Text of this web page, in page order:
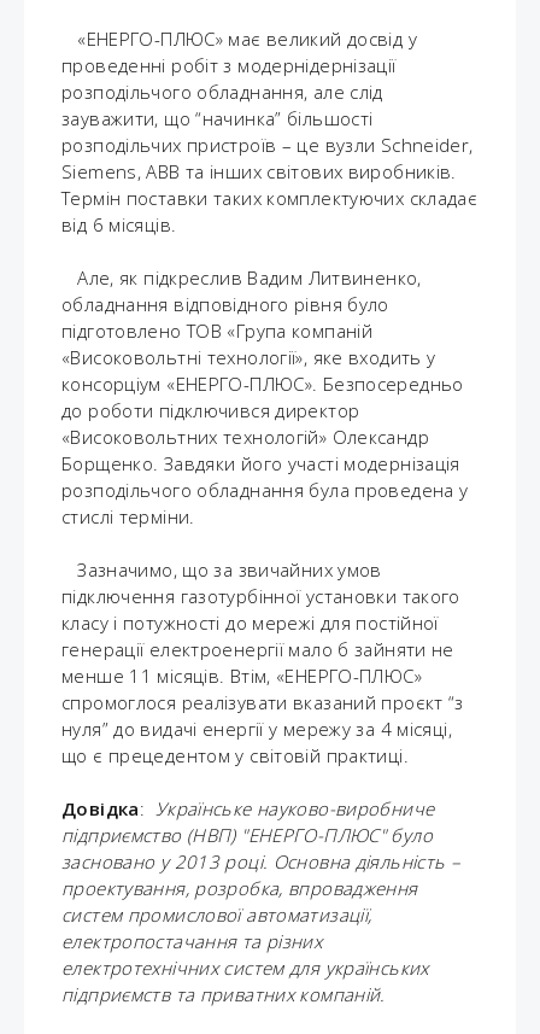
«ЕНЕРГО-ПЛЮС» має великий досвід у
проведенні робіт з модернідернізації
розподільчого обладнання, але слід
зауважити, що “начинка” більшості
розподільчих пристроїв – це вузли Schneider,
Siemens, АВВ та інших світових виробників.
Термін поставки таких комплектуючих складає
від 6 місяців.
Але, як підкреслив Вадим Литвиненко,
обладнання відповідного рівня було
підготовлено ТОВ «Група компаній
«Високовольтні технології», яке входить у
консорціум «ЕНЕРГО-ПЛЮС». Безпосередньо
до роботи підключився директор
«Високовольтних технологій» Олександр
Борщенко. Завдяки його участі модернізація
розподільчого обладнання була проведена у
стислі терміни.
Зазначимо, що за звичайних умов
підключення газотурбінної установки такого
класу і потужності до мережі для постійної
генерації електроенергії мало б зайняти не
менше 11 місяців. Втім, «ЕНЕРГО-ПЛЮС»
спромоглося реалізувати вказаний проєкт “з
нуля” до видачі енергії у мережу за 4 місяці,
що є прецедентом у світовій практиці.
Довідка: Українське науково-виробниче
підприємство (НВП) "ЕНЕРГО-ПЛЮС" було
засновано у 2013 році. Основна діяльність –
проектування, розробка, впровадження
систем промислової автоматизації,
електропостачання та різних
електротехнічних систем для українських
підприємств та приватних компаній.